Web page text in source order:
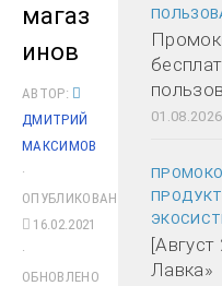
магаз
инов
АВТОР:
ДМИТРИЙ
МАКСИМОВ
·
ОПУБЛИКОВАНО
16.02.2021
·
ОБНОВЛЕНО
01.08.2026
Лавка»